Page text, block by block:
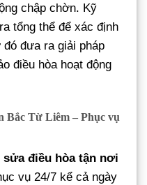
chập chờn. Kỹ
tổng thể để xác định
đưa ra giải pháp
điều hòa hoạt động
Bắc Từ Liêm – Phục vụ
sửa điều hòa tận nơi
vụ 24/7 kể cả ngày